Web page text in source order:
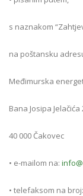
s naznakom
na poštansku
Međimurska
Bana Josipa Jelačića
40 000 Čakovec
• e-mailom na:
• telefaksom na